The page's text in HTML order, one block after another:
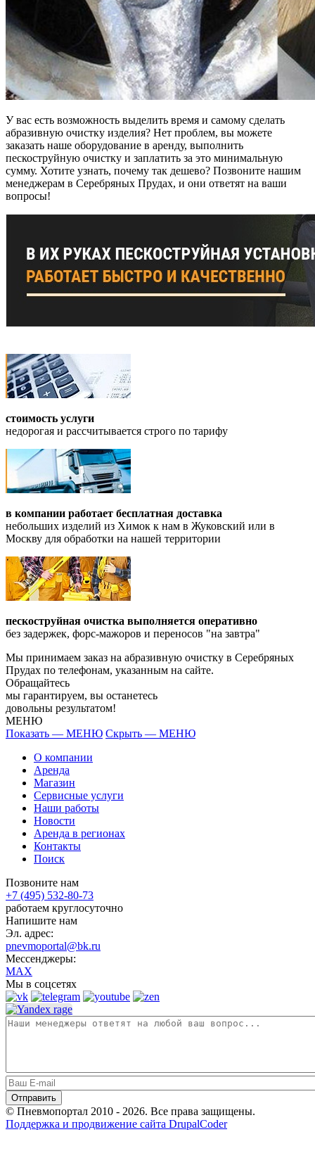
У вас есть возможность выделить время и самому сделать
абразивную очистку изделия? Нет проблем, вы можете
заказать наше оборудование в аренду, выполнить
пескоструйную очистку и заплатить за это минимальную
сумму. Хотите узнать, почему так дешево? Позвоните нашим
менеджерам в Серебряных Прудах, и они ответят на ваши
вопросы!
стоимость услуги
недорогая и рассчитывается строго по тарифу
в компании работает бесплатная доставка
небольших изделий из Химок к нам в Жуковский или в
Москву для обработки на нашей территории
пескоструйная очистка выполняется оперативно
без задержек, форс-мажоров и переносов "на завтра"
Мы принимаем заказ на абразивную очистку в Серебряных
Прудах по телефонам, указанным на сайте.
Обращайтесь
мы гарантируем, вы останетесь
довольны результатом!
МЕНЮ
Показать — МЕНЮ Скрыть — МЕНЮ
О компании
Аренда
Магазин
Сервисные услуги
Наши работы
Новости
Аренда в регионах
Контакты
Поиск
Позвоните нам
+7 (495) 532-80-73
работаем круглосуточно
Напишите нам
Эл. адрес:
pnevmoportal@bk.ru
Мессенджеры:
MAX
Мы в соцсетях
© Пневмопортал 2010 - 2026. Все права защищены.
Поддержка и продвижение сайта DrupalCoder